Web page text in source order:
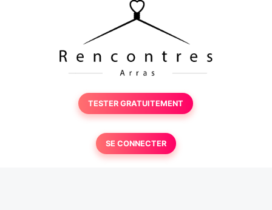
TESTER GRATUITEMENT
SE CONNECTER